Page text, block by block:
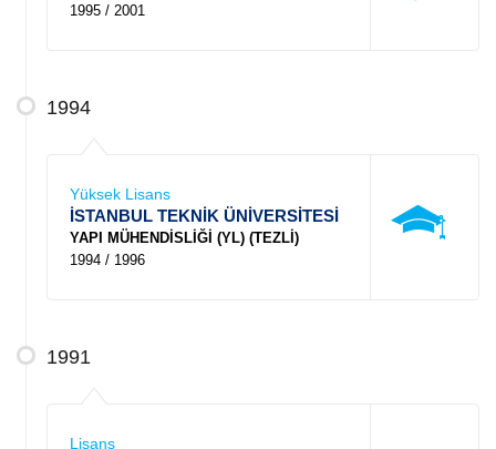
1995 / 2001
1994
Yüksek Lisans
İSTANBUL TEKNİK ÜNİVERSİTESİ
YAPI MÜHENDİSLİĞİ (YL) (TEZLİ)
1994 / 1996
1991
Lisans